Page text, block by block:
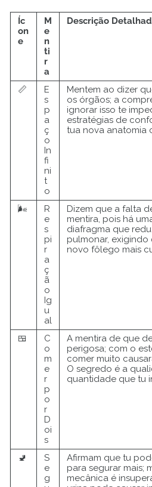
Íc
on
e
M
e
n
ti
r
a
Descrição
📏
E
s
p
a
ç
o
In
fi
ni
t
o
Mentem ao dizer
os órgãos; a
ignorar isso te
estratégias de
tua nova anatomia
🌬️
R
e
s
pi
r
a
ç
ã
o
Ig
u
al
Dizem que a falta
mentira, pois há
diafragma que
pulmonar, exigindo
novo fôlego mais
🍱
C
o
m
e
r
p
o
r
D
oi
s
A mentira de que
perigosa; com o
comer muito
O segredo é a
quantidade que tu
🚽
S
e
g
Afirmam que tu
para segurar mais;
mecânica é